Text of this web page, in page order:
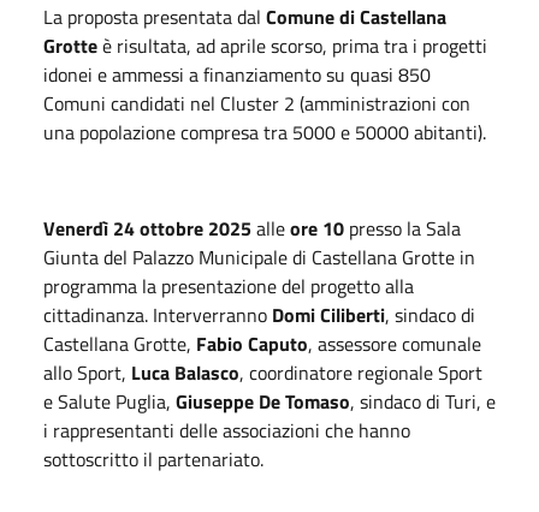
La proposta presentata dal Comune di Castellana
Grotteè risultata, ad aprile scorso, prima tra i progetti
idonei e ammessi a finanziamento su quasi 850
Comuni candidati nel Cluster 2 (amministrazioni con
una popolazione compresa tra 5000 e 50000 abitanti).
Venerdì 24 ottobre 2025alleore 10 presso la Sala
Giunta del Palazzo Municipale di Castellana Grotte in
programma la presentazione del progetto alla
cittadinanza. Interverranno Domi Ciliberti, sindaco di
Castellana Grotte, Fabio Caputo, assessore comunale
allo Sport, Luca Balasco, coordinatore regionale Sport
e Salute Puglia, Giuseppe De Tomaso, sindaco di Turi, e
i rappresentanti delle associazioni che hanno
sottoscritto il partenariato.